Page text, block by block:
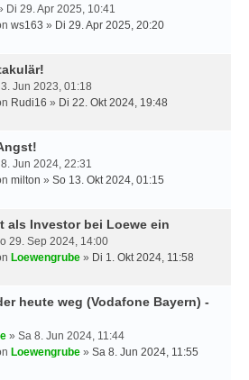
Di 29. Apr 2025, 10:41
ws163 » Di 29. Apr 2025, 20:20
Jun 2023, 01:18
Rudi16 » Di 22. Okt 2024, 19:48
Jun 2024, 22:31
milton » So 13. Okt 2024, 01:15
als Investor bei Loewe ein
29. Sep 2024, 14:00
Loewengrube » Di 1. Okt 2024, 11:58
heute weg (Vodafone Bayern) -
» Sa 8. Jun 2024, 11:44
Loewengrube » Sa 8. Jun 2024, 11:55